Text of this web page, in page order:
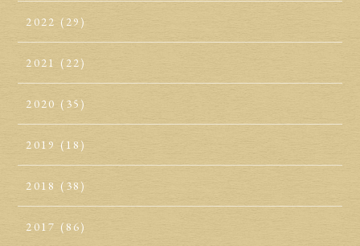
2022 (29)
2021 (22)
2020 (35)
2019 (18)
2018 (38)
2017 (86)